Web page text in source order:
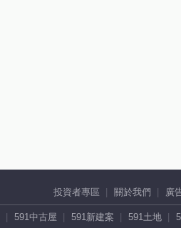
投資者專區 關於我們 廣
591中古屋 591新建案 591土地